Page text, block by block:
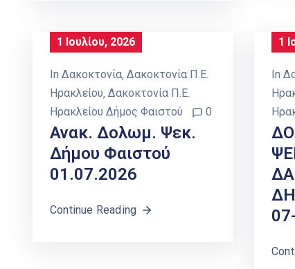
1 Ιουλίου, 2026
In Δακοκτονία‚ Δακοκτονία Π.Ε.
Ηρακλείου‚ Δακοκτονία Π.Ε.
Ηρακλείου Δήμος Φαιστού
0
Ανακ. Δολωμ. Ψεκ.
Δήμου Φαιστού
01.07.2026
Continue Reading
1
In